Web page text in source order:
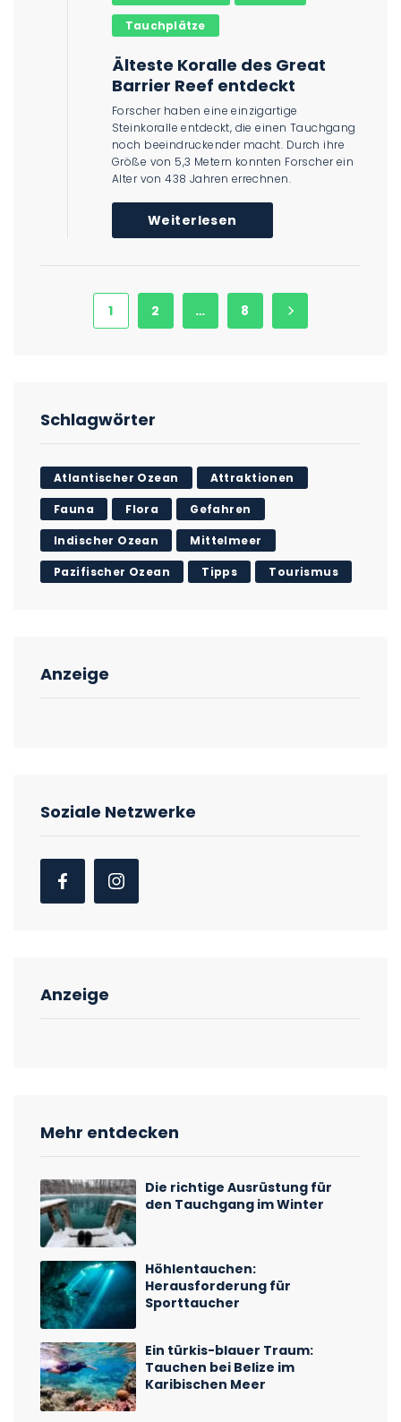
Tauchplätze
Älteste Koralle des Great
Barrier Reef entdeckt
Forscher haben eine einzigartige
Steinkoralle entdeckt, die einen Tauchgang
noch beeindruckender macht. Durch ihre
Größe von 5,3 Metern konnten Forscher ein
Alter von 438 Jahren errechnen.
Weiterlesen
1 2 … 8
Schlagwörter
Atlantischer Ozean Attraktionen
Fauna Flora Gefahren
Indischer Ozean Mittelmeer
Pazifischer Ozean Tipps Tourismus
Anzeige
Soziale Netzwerke
Anzeige
Mehr entdecken
Die richtige Ausrüstung für
den Tauchgang im Winter
Höhlentauchen:
Herausforderung für
Sporttaucher
Ein türkis-blauer Traum:
Tauchen bei Belize im
Karibischen Meer